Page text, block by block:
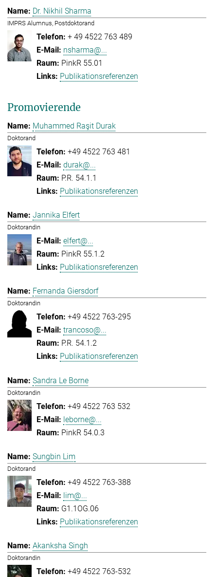
Dr. Nikhil Sharma
IMPRS Alumnus, Postdoktorand
+ 49 4522 763 489
nsharma@...
PinkR 55.01
Publikationsreferenzen
Promovierende
Muhammed Raşit Durak
Doktorand
+49 4522 763 481
durak@...
P.R. 54.1.1
Publikationsreferenzen
Jannika Elfert
Doktorandin
elfert@...
PinkR 55.1.2
Publikationsreferenzen
Fernanda Giersdorf
Doktorandin
+49 4522 763-295
trancoso@...
P.R. 54.1.2
Publikationsreferenzen
Sandra Le Borne
Doktorandin
+49 4522 763 532
leborne@...
PinkR 54.0.3
Sungbin Lim
Doktorand
+49 4522 763-388
lim@...
G1.1OG.06
Publikationsreferenzen
Akanksha Singh
Doktorandin
+49 4522 763-532